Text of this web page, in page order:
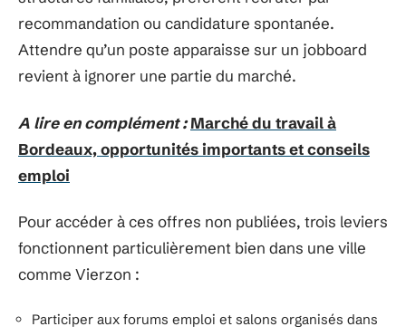
recommandation ou candidature spontanée.
Attendre qu’un poste apparaisse sur un jobboard
revient à ignorer une partie du marché.
A lire en complément : Marché du travail à
Bordeaux, opportunités importants et conseils
emploi
Pour accéder à ces offres non publiées, trois leviers
fonctionnent particulièrement bien dans une ville
comme Vierzon :
Participer aux forums emploi et salons organisés dans